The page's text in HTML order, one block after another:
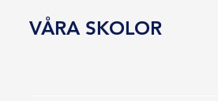
VÅRA SKOLOR